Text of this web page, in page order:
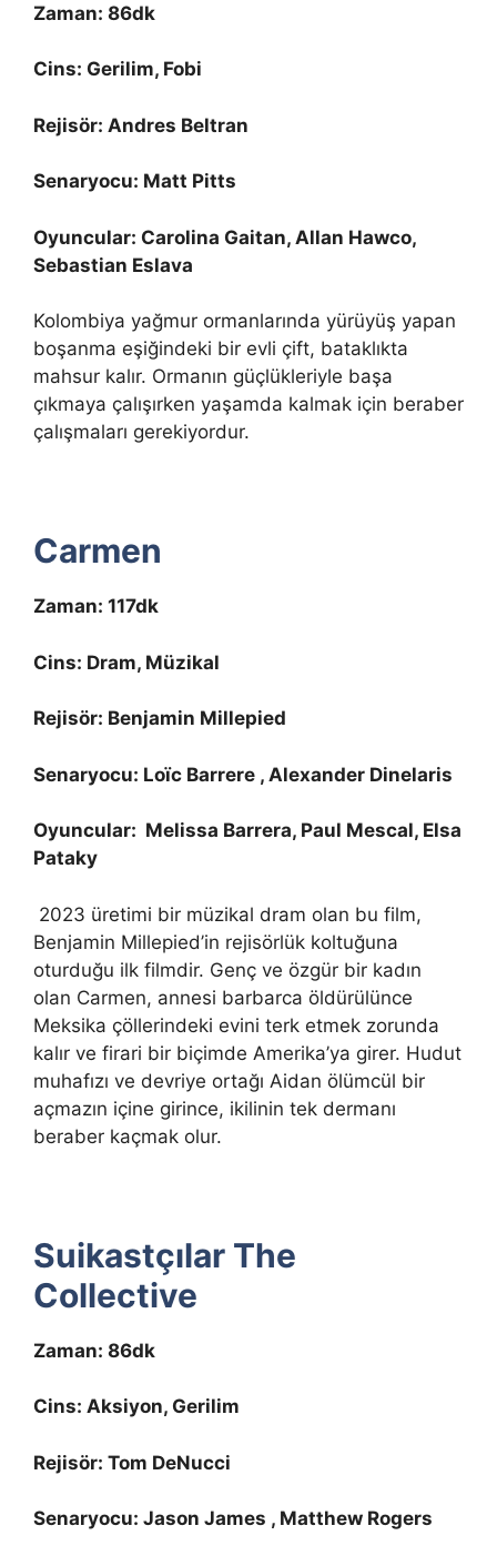
Zaman: 86dk
Cins: Gerilim, Fobi
Rejisör: Andres Beltran
Senaryocu: Matt Pitts
Oyuncular: Carolina Gaitan, Allan Hawco,
Sebastian Eslava
Kolombiya yağmur ormanlarında yürüyüş yapan
boşanma eşiğindeki bir evli çift, bataklıkta
mahsur kalır. Ormanın güçlükleriyle başa
çıkmaya çalışırken yaşamda kalmak için beraber
çalışmaları gerekiyordur.
Carmen
Zaman: 117dk
Cins: Dram, Müzikal
Rejisör: Benjamin Millepied
Senaryocu: Loïc Barrere , Alexander Dinelaris
Oyuncular: Melissa Barrera, Paul Mescal, Elsa
Pataky
2023 üretimi bir müzikal dram olan bu film,
Benjamin Millepied’in rejisörlük koltuğuna
oturduğu ilk filmdir. Genç ve özgür bir kadın
olan Carmen, annesi barbarca öldürülünce
Meksika çöllerindeki evini terk etmek zorunda
kalır ve firari bir biçimde Amerika’ya girer. Hudut
muhafızı ve devriye ortağı Aidan ölümcül bir
açmazın içine girince, ikilinin tek dermanı
beraber kaçmak olur.
Suikastçılar The
Collective
Zaman: 86dk
Cins: Aksiyon, Gerilim
Rejisör: Tom DeNucci
Senaryocu: Jason James , Matthew Rogers